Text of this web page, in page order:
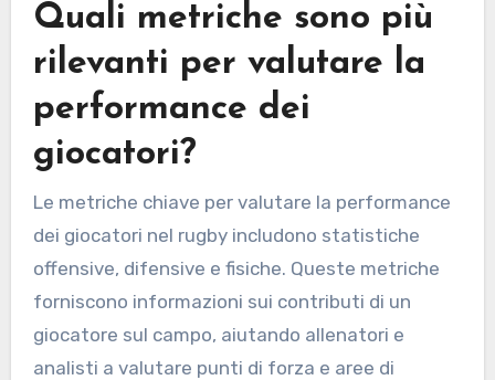
Quali metriche sono più
rilevanti per valutare la
performance dei
giocatori?
Le metriche chiave per valutare la performance
dei giocatori nel rugby includono statistiche
offensive, difensive e fisiche. Queste metriche
forniscono informazioni sui contributi di un
giocatore sul campo, aiutando allenatori e
analisti a valutare punti di forza e aree di